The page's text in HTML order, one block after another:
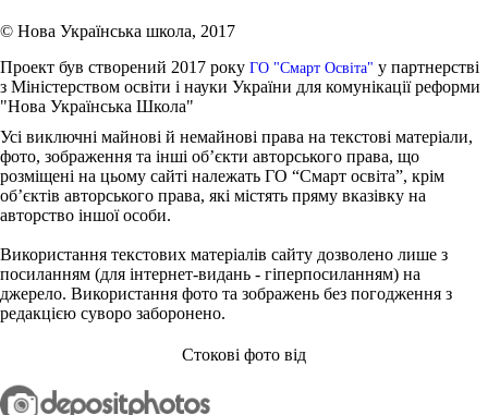
© Нова Українська школа, 2017
Проект був створений 2017 року ГО "Смарт Освіта" у партнерстві
з Міністерством освіти і науки України для комунікації реформи
"Нова Українська Школа"
Усі виключні майнові й немайнові права на текстові матеріали,
фото, зображення та інші об’єкти авторського права, що
розміщені на цьому сайті належать ГО “Смарт освіта”, крім
об’єктів авторського права, які містять пряму вказівку на
авторство іншої особи.
Використання текстових матеріалів сайту дозволено лише з
посиланням (для інтернет-видань - гіперпосиланням) на
джерело. Використання фото та зображень без погодження з
редакцією суворо заборонено.
Стокові фото від